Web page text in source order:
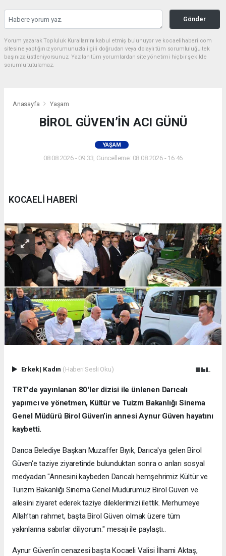
Gönder
Yorum yazarak Topluluk Kuralları’nı kabul etmiş bulunuyor ve kocaelihaberi.com
sitesine yaptığınız yorumunuzla ilgili doğrudan veya dolaylı tüm sorumluluğu tek
başınıza üstleniyorsunuz. Yazılan tüm yorumlardan site yönetimi hiçbir şekilde
sorumlu tutulamaz.
Anasayfa Yaşam
BİROL GÜVEN’İN ACI GÜNÜ
YAŞAM
08.08.2026 - 09:33, Güncelleme: 08.08.2026 - 16:46
KOCAELİ HABERİ
Erkek| Kadın (Haberi Sesli Oku)
TRT'de yayınlanan 80'ler dizisi ile ünlenen Darıcalı
yapımcı ve yönetmen, Kültür ve Tuizm Bakanlığı Sinema
Genel Müdürü Birol Güven’in annesi Aynur Güven hayatını
kaybetti.
Darıca Belediye Başkan Muzaffer Bıyık, Darıca'ya gelen Birol
Güven'e taziye ziyaretinde bulunduktan sonra o anları sosyal
medyadan "Annesini kaybeden Darıcalı hemşehrimiz Kültür ve
Turizm Bakanlığı Sinema Genel Müdürümüz Birol Güven ve
ailesini ziyaret ederek taziye dileklerimizi ilettik. Merhumeye
Allah’tan rahmet, başta Birol Güven olmak üzere tüm
yakınlarına sabırlar diliyorum." mesajı ile paylaştı..
Aynur Güven'in cenazesi başta Kocaeli Valisi İlhami Aktaş,